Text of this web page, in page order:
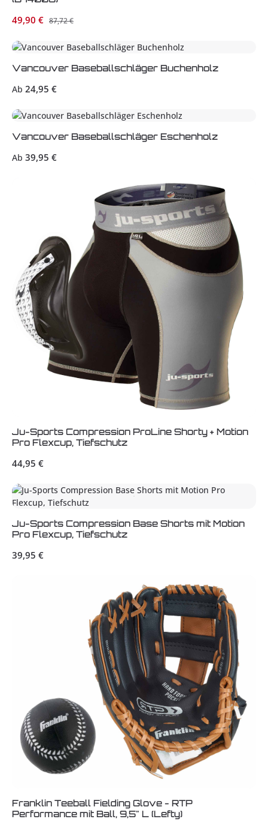
Verkaufspreis:
49,90 € Regulärer Preis:
87,72 €
Vancouver Baseballschläger Buchenholz
Regulärer Preis:
Ab 24,95 €
Vancouver Baseballschläger Eschenholz
Regulärer Preis:
Ab 39,95 €
Ju-Sports Compression ProLine Shorty + Motion
Pro Flexcup, Tiefschutz
Regulärer Preis:
44,95 €
Ju-Sports Compression Base Shorts mit Motion
Pro Flexcup, Tiefschutz
Regulärer Preis:
39,95 €
Franklin Teeball Fielding Glove - RTP
Performance mit Ball, 9,5" L (Lefty)